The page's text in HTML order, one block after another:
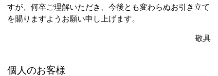
すが、何卒ご理解いただき、今後とも変わらぬお引き立て
を賜りますようお願い申し上げます。
敬具
個人のお客様